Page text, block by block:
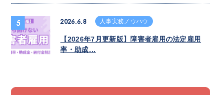
2026.6.8 人事実務ノウハウ
【2026年7月更新版】障害者雇用の法定雇用
率・助成…
5